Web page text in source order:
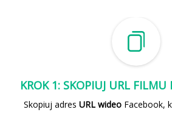
KROK 1: SKOPIUJ URL FILMU
Skopiuj adres URL wideo Facebook,